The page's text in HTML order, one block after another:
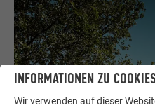
INFORMATIONEN ZU
Wir verwenden auf dieser